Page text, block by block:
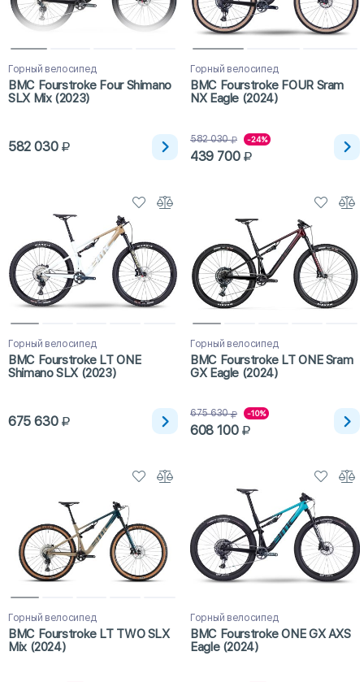
Горный велосипед
BMC Fourstroke Four Shimano
SLX Mix (2023)
582 030
Горный велосипед
BMC Fourstroke FOUR Sram
NX Eagle (2024)
582 030 -24%
439 700
Горный велосипед
BMC Fourstroke LT ONE
Shimano SLX (2023)
675 630
Горный велосипед
BMC Fourstroke LT ONE Sram
GX Eagle (2024)
675 630 -10%
608 100
Горный велосипед
BMC Fourstroke LT TWO SLX
Mix (2024)
Горный велосипед
BMC Fourstroke ONE GX AXS
Eagle (2024)